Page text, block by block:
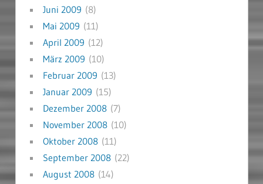
Juni 2009 (8)
Mai 2009 (11)
April 2009 (12)
März 2009 (10)
Februar 2009 (13)
Januar 2009 (15)
Dezember 2008(7)
November 2008(10)
Oktober 2008(11)
September 2008(22)
August 2008(14)